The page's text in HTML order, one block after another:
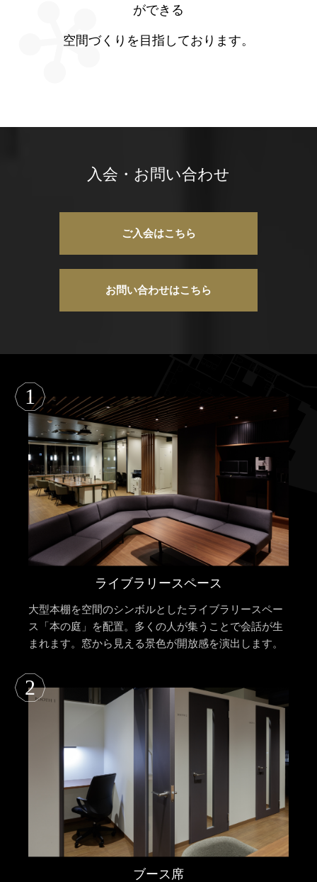
ができる
空間づくりを目指しております。
入会・お問い合わせ
ご入会はこちら
お問い合わせはこちら
1
ライブラリースペース
大型本棚を空間のシンボルとしたライブラリースペー
ス「本の庭」を配置。多くの人が集うことで会話が生
まれます。窓から見える景色が開放感を演出します。
2
ブース席